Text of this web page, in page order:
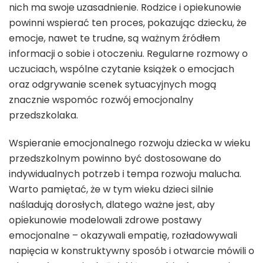
nich ma swoje uzasadnienie. Rodzice i opiekunowie
powinni wspierać ten proces, pokazując dziecku, że
emocje, nawet te trudne, są ważnym źródłem
informacji o sobie i otoczeniu. Regularne rozmowy o
uczuciach, wspólne czytanie książek o emocjach
oraz odgrywanie scenek sytuacyjnych mogą
znacznie wspomóc rozwój emocjonalny
przedszkolaka.
Wspieranie emocjonalnego rozwoju dziecka w wieku
przedszkolnym powinno być dostosowane do
indywidualnych potrzeb i tempa rozwoju malucha.
Warto pamiętać, że w tym wieku dzieci silnie
naśladują dorosłych, dlatego ważne jest, aby
opiekunowie modelowali zdrowe postawy
emocjonalne – okazywali empatię, rozładowywali
napięcia w konstruktywny sposób i otwarcie mówili o